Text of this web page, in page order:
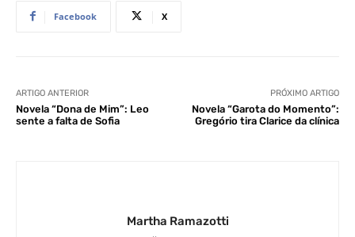
Facebook X
ARTIGO ANTERIOR
Novela “Dona de Mim”: Leo
sente a falta de Sofia
PRÓXIMO ARTIGO
Novela “Garota do Momento”:
Gregório tira Clarice da clínica
Martha Ramazotti